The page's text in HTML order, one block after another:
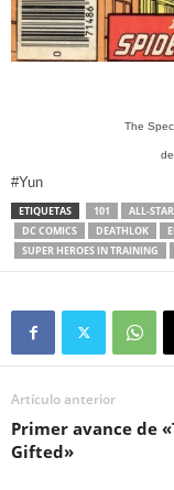
The
#Yun
ETIQUETAS 101 ALL-
DC COMICS
DEATHLOK
SUPER HEROES IN TRAINING
Artículo anterior
Primer avance de
Gifted»